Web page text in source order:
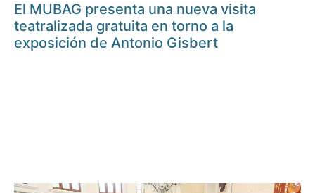
El MUBAG presenta una nueva visita
teatralizada gratuita en torno a la
exposición de Antonio Gisbert